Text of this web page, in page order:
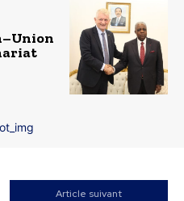
Article suivant